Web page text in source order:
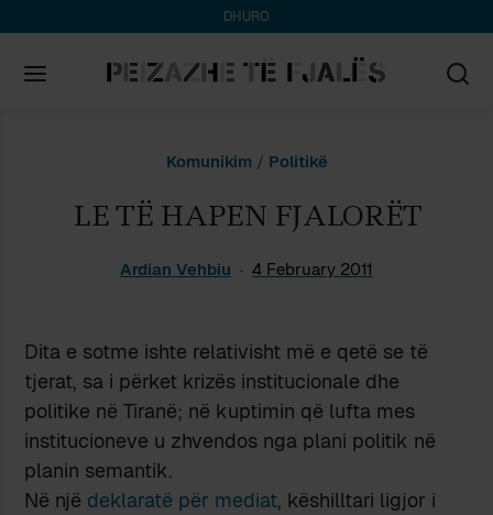
DHURO
Komunikim / Politikë
LE TË HAPEN FJALORËT
Ardian Vehbiu 4 February 2011
Dita e sotme ishte relativisht më e qetë se të
tjerat, sa i përket krizës institucionale dhe
politike në Tiranë; në kuptimin që lufta mes
institucioneve u zhvendos nga plani politik në
planin semantik.
Në një deklaratë për mediat, këshilltari ligjor i